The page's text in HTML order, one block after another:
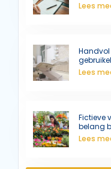
Lees
Lees
Fictieve
belang
Lees